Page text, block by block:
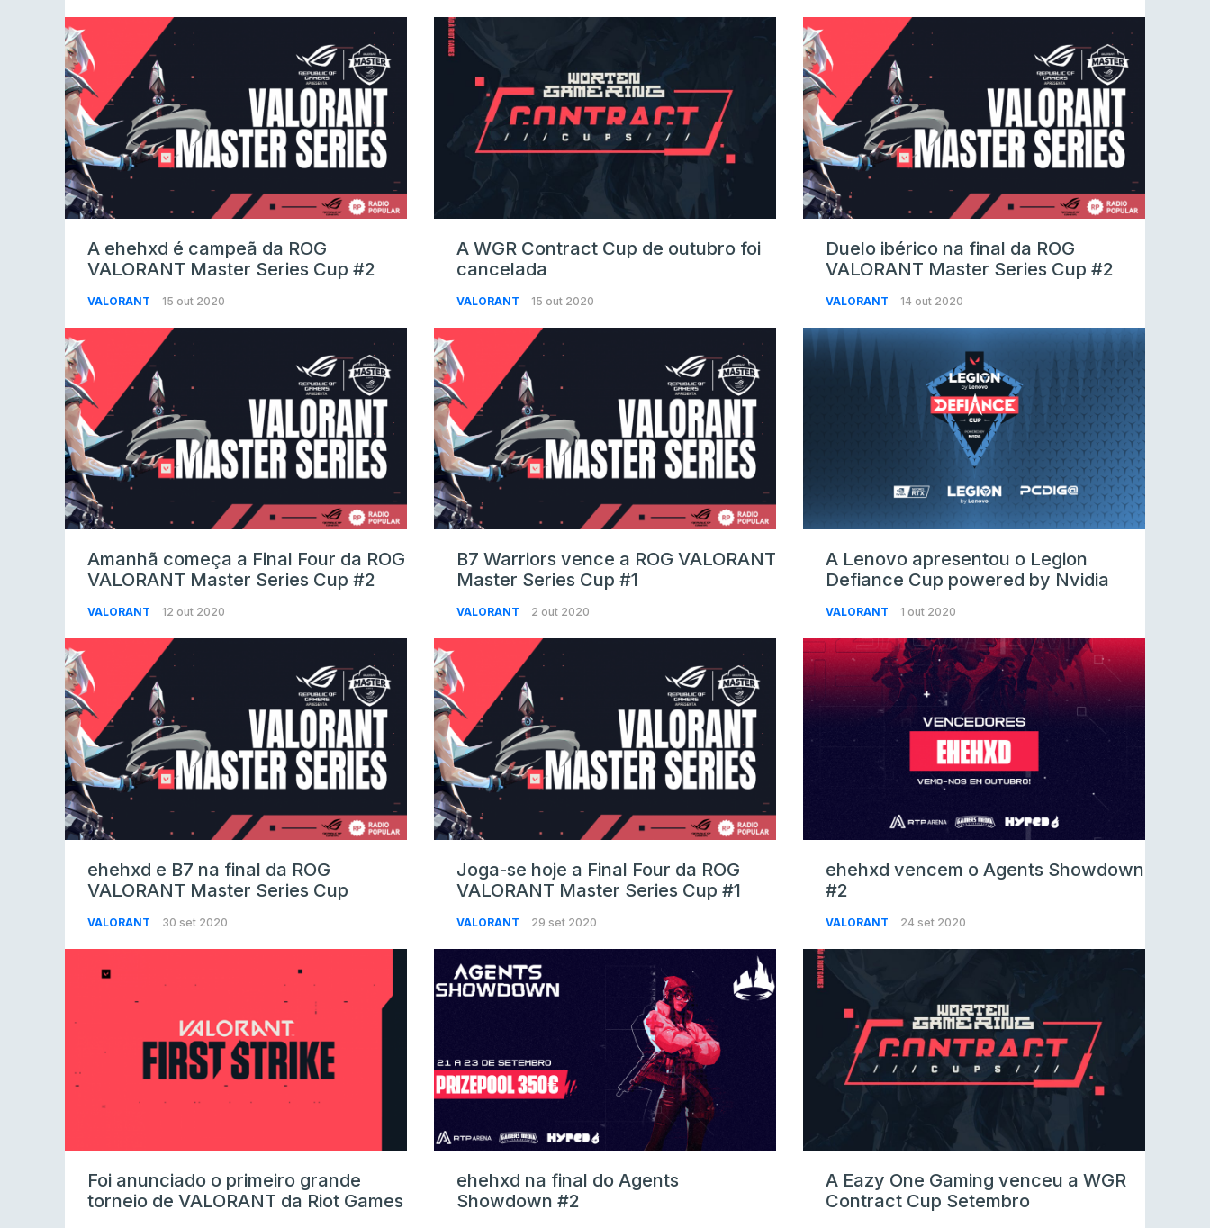
A ehehxd é campeã da ROG
VALORANT Master Series Cup #2
VALORANT 15 out 2020
A WGR Contract Cup de outubro foi
cancelada
VALORANT 15 out 2020
Duelo ibérico na final da ROG
VALORANT Master Series Cup #2
VALORANT 14 out 2020
Amanhã começa a Final Four da ROG
VALORANT Master Series Cup #2
VALORANT 12 out 2020
B7 Warriors vence a ROG VALORANT
Master Series Cup #1
VALORANT 2 out 2020
A Lenovo apresentou o Legion
Defiance Cup powered by Nvidia
VALORANT 1 out 2020
ehehxd e B7 na final da ROG
VALORANT Master Series Cup
VALORANT 30 set 2020
Joga-se hoje a Final Four da ROG
VALORANT Master Series Cup #1
VALORANT 29 set 2020
ehehxd vencem o Agents Showdown
#2
VALORANT 24 set 2020
Foi anunciado o primeiro grande
torneio de VALORANT da Riot Games
ehehxd na final do Agents
Showdown #2
A Eazy One Gaming venceu a WGR
Contract Cup Setembro